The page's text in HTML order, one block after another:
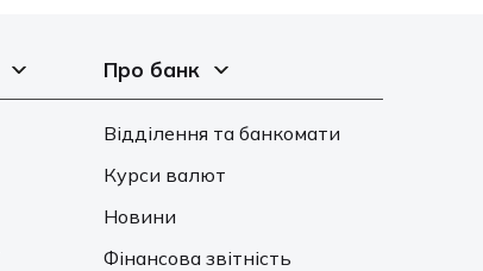
Про банк
Відділення та банкомати
Курси валют
Новини
Фінансова звітність